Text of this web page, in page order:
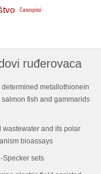
časopisi
ruđerovaca
metallothionein
fish and gammarids
wastewater and its polar
bioassays
Specker sets